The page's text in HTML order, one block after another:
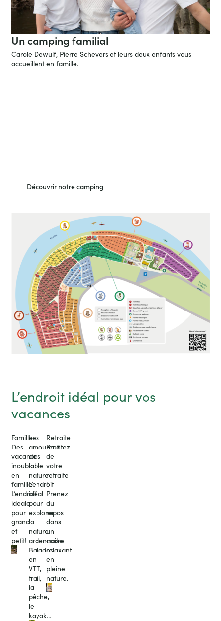
Un camping familial
Carole Dewulf, Pierre Schevers et leurs deux enfants vous
accueillent en famille.
Découvrir notre camping
L’endroit idéal pour vos
vacances
Famille
Des
vacances
inoubiable
en
famille
L’endroit
ideale
pour
grand
et
petit!
Les
amoureux
de
la
nature
L’endroit
idéal
pour
explorer
la
nature
ardennaise
Balades
en
VTT,
trail,
la
pêche,
le
kayak…
Retraite
Profitez
de
votre
retraite
!
Prenez
du
repos
dans
un
cadre
relaxant
en
pleine
nature.